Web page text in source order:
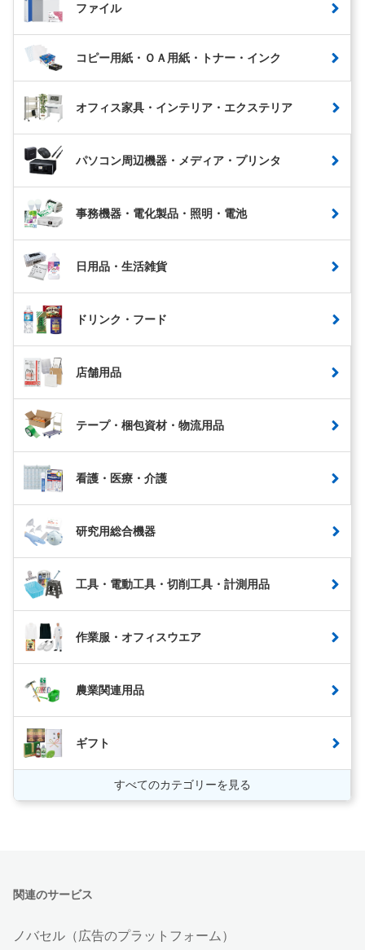
ファイル
コピー用紙・ＯＡ用紙・トナー・インク
オフィス家具・インテリア・エクステリア
パソコン周辺機器・メディア・プリンタ
事務機器・電化製品・照明・電池
日用品・生活雑貨
ドリンク・フード
店舗用品
テープ・梱包資材・物流用品
看護・医療・介護
研究用総合機器
工具・電動工具・切削工具・計測用品
作業服・オフィスウエア
農業関連用品
ギフト
すべてのカテゴリーを見る
関連のサービス
ノバセル（広告のプラットフォーム）